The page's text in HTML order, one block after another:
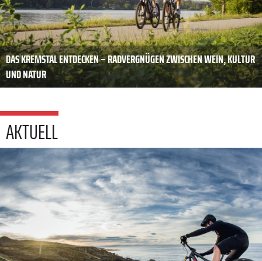
DAS KREMSTAL ENTDECKEN – RADVERGNÜGEN ZWISCHEN WEIN, KULTUR
UND NATUR
AKTUELL